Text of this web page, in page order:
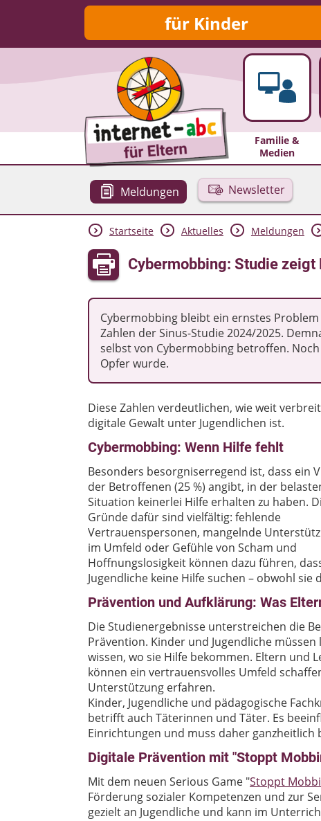
für Kinder
Familie &
Medien
Meldungen Newsletter
Startseite Aktuelles Meldungen
Cybermobbing: Studie
Cybermobbing bleibt ein ernstes
Zahlen der Sinus-Studie 2024/2025.
selbst von Cybermobbing betroffen.
Opfer wurde.
Diese Zahlen verdeutlichen, wie weit
digitale Gewalt unter Jugendlichen ist.
Cybermobbing: Wenn Hilfe fehlt
Besonders besorgniserregend ist, dass ein
der Betroffenen (25 %) angibt, in der
Situation keinerlei Hilfe erhalten zu haben.
Gründe dafür sind vielfältig: fehlende
Vertrauenspersonen, mangelnde
im Umfeld oder Gefühle von Scham und
Hoffnungslosigkeit können dazu führen,
Jugendliche keine Hilfe suchen – obwohl sie
Prävention und Aufklärung: Was
Die Studienergebnisse unterstreichen die
Prävention. Kinder und Jugendliche
wissen, wo sie Hilfe bekommen. Eltern und
können ein vertrauensvolles Umfeld
Unterstützung erfahren.
Kinder, Jugendliche und pädagogische
betrifft auch Täterinnen und Täter. Es
Einrichtungen und muss daher ganzheitlich
Digitale Prävention mit "Stoppt
Mit dem neuen Serious Game "Stoppt
Förderung sozialer Kompetenzen und zur
gezielt an Jugendliche und kann im